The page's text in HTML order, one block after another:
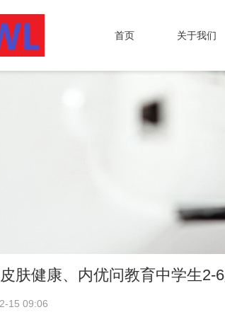
首页 关于我们
肤健康、内优问教育中学生
15 09:06